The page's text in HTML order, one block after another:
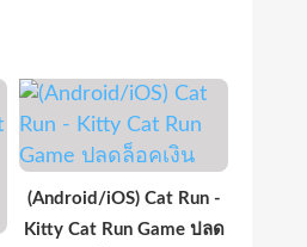
(Android/iOS) Cat Run -
Kitty Cat Run Game ปลด